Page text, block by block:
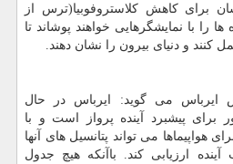
برای كاهش كلاستروفوبیا(ترس از
را با نمایشگرهایی خواهند پوشاند تا
و دنیای بیرون را نشان دهند.
ایرباس می گوید: ایرباس در حال
برای پیشبرد آینده پرواز است و با
هواپیماها می تواند پتانسیل های آنها
ارزیابی كند. باآنكه هیچ جدول